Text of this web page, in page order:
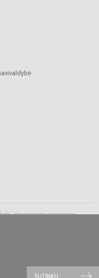
SUTINKU
Visos teisės saugomos.